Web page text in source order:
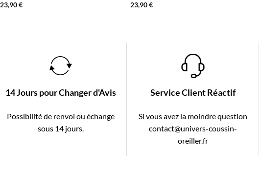
23,90€ 23,90€
14 Jours pour Changer d'Avis
Possibilité de renvoi ou échange
sous 14 jours.
Service Client Réactif
Si vous avez la moindre question
contact@univers-coussin-
oreiller.fr